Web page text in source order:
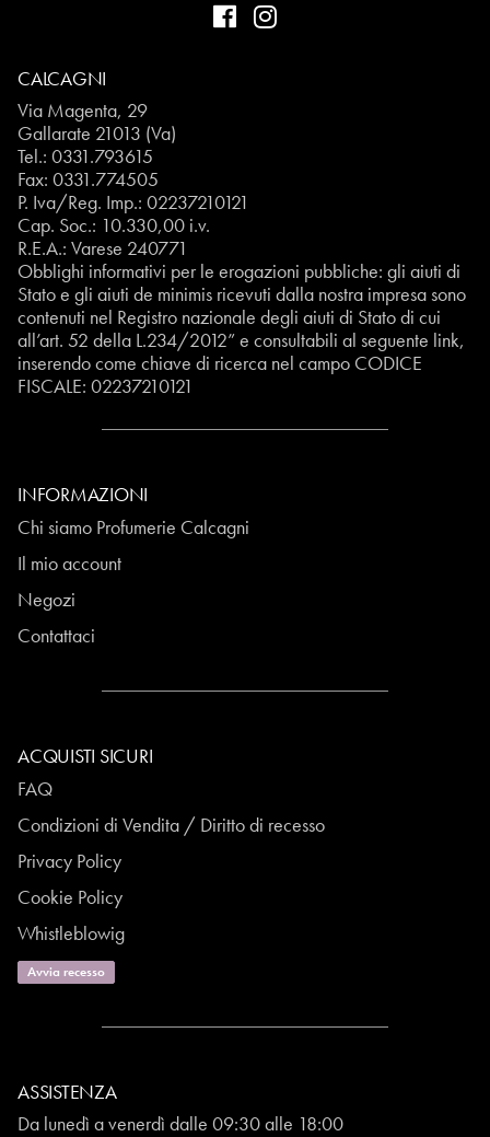
CALCAGNI
Via Magenta, 29
Gallarate 21013 (Va)
Tel.: 0331.793615
Fax: 0331.774505
P. Iva/Reg. Imp.: 02237210121
Cap. Soc.: 10.330,00 i.v.
R.E.A.: Varese 240771
Obblighi informativi per le erogazioni pubbliche: gli aiuti di
Stato e gli aiuti de minimis ricevuti dalla nostra impresa sono
contenuti nel Registro nazionale degli aiuti di Stato di cui
all’art. 52 della L.234/2012” e consultabili al seguente link,
inserendo come chiave di ricerca nel campo CODICE
FISCALE: 02237210121
INFORMAZIONI
Chi siamo Profumerie Calcagni
Il mio account
Negozi
Contattaci
ACQUISTI SICURI
FAQ
Condizioni di Vendita / Diritto di recesso
Privacy Policy
Cookie Policy
Whistleblowig
Avvia recesso
ASSISTENZA
Da lunedì a venerdì dalle 09:30 alle 18:00